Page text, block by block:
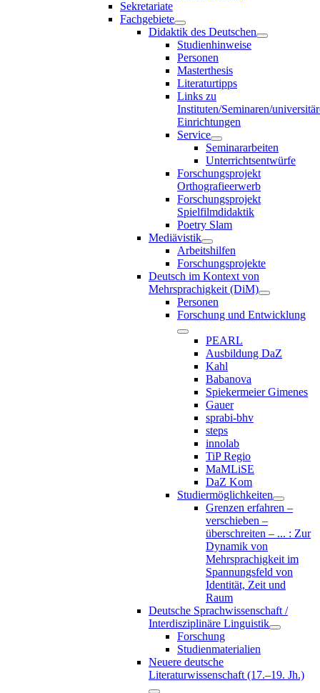
Sekretariate
Fachgebiete
Didaktik des Deutschen
Studienhinweise
Personen
Masterthesis
Literaturtipps
Links zu
Instituten/Seminaren/
Einrichtungen
Service
Seminararbeiten
Unterrichtsentwürfe
Forschungsprojekt
Orthografieerwerb
Forschungsprojekt
Spielfilmdidaktik
Poetry Slam
Mediävistik
Arbeitshilfen
Forschungsprojekte
Deutsch im Kontext von
Mehrsprachigkeit (DiM)
Personen
Forschung und Entwicklung
PEARL
Ausbildung DaZ
Kahl
Babanova
Spiekermeier Gimenes
Gauer
sprabi-bhv
steps
innolab
TiP Regio
MaMLiSE
DaZ Kom
Studiermöglichkeiten
Grenzen erfahren –
verschieben –
überschreiten – ... : Zur
Dynamik von
Mehrsprachigkeit im
Spannungsfeld von
Identität, Zeit und
Raum
Deutsche Sprachwissenschaft /
Interdisziplinäre Linguistik
Forschung
Studienmaterialien
Neuere deutsche
Literaturwissenschaft (17.–19. Jh.)